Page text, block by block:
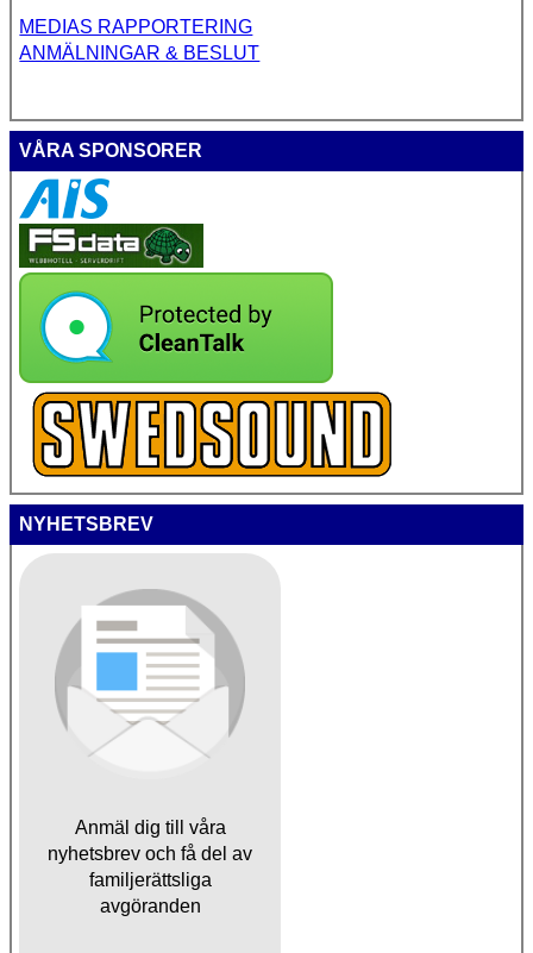
MEDIAS RAPPORTERING
ANMÄLNINGAR & BESLUT
VÅRA SPONSORER
NYHETSBREV
Anmäl dig till våra
nyhetsbrev och få del av
familjerättsliga
avgöranden